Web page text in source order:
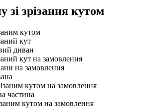
зі зрізання кутом